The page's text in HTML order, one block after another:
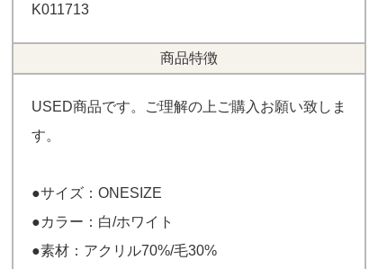
K011713
商品特徴
USED商品です。ご理解の上ご購入お願い致しま
す。
●サイズ：ONESIZE
●カラー：白/ホワイト
●素材：アクリル70%/毛30%